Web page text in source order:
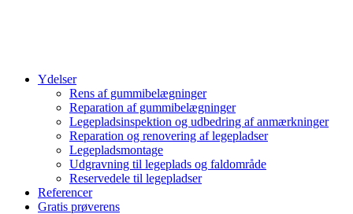
Ydelser
Rens af gummibelægninger
Reparation af gummibelægninger
Legepladsinspektion og udbedring af anmærkninger
Reparation og renovering af legepladser
Legepladsmontage
Udgravning til legeplads og faldområde
Reservedele til legepladser
Referencer
Gratis prøverens